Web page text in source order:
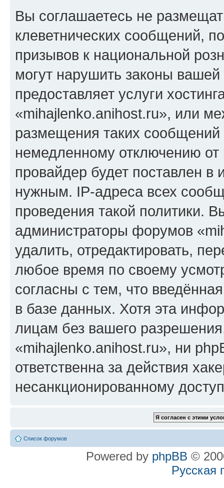
Вы соглашаетесь не
клеветнических сообщений,
призывов к национальной
могут нарушить законы
предоставляет услуги
«mihajlenko.anihost.ru», или
размещения таких
немедленному отключению
провайдер будет поставлен в
нужным. IP-адреса всех
проведения такой политики.
администраторы форумов
удалить, отредактировать,
любое время по своему
согласны с тем, что
в базе данных. Хотя эта
лицам без вашего
«mihajlenko.anihost.ru», ни
ответственна за действия
несанкционированному
Список форумов
Powered by phpBB ©
Русская